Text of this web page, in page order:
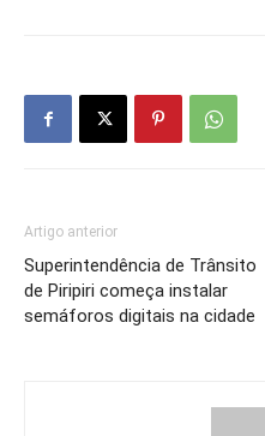
Artigo anterior
Superintendência de Trânsito
de Piripiri começa instalar
semáforos digitais na cidade